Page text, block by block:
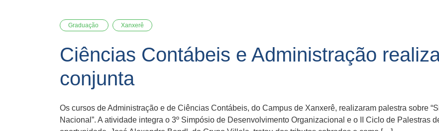
Graduação Xanxerê
Ciências Contábeis e Administração
conjunta
Os cursos de Administração e de Ciências Contábeis, do Campus de Xanxerê, realizaram palestra sobre
Nacional”. A atividade integra o 3º Simpósio de Desenvolvimento Organizacional e o II Ciclo de Palestras